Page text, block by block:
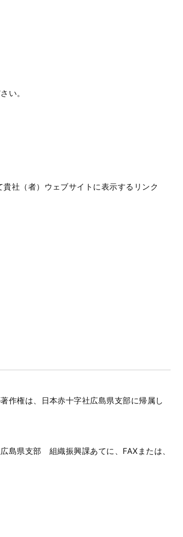
い。
社（者）ウェブサイトに表示するリンク
作権は、日本赤十字社広島県支部に帰属し
島県支部 組織振興課あてに、FAXまたは、